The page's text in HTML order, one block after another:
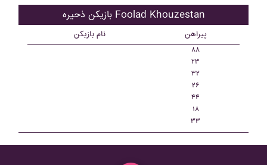
بازیکن ذحیره Foolad Khouzestan
نام بازیکن پیراهن
۸۸
۲۳
۳۲
۲۶
۴۴
۱۸
۳۳